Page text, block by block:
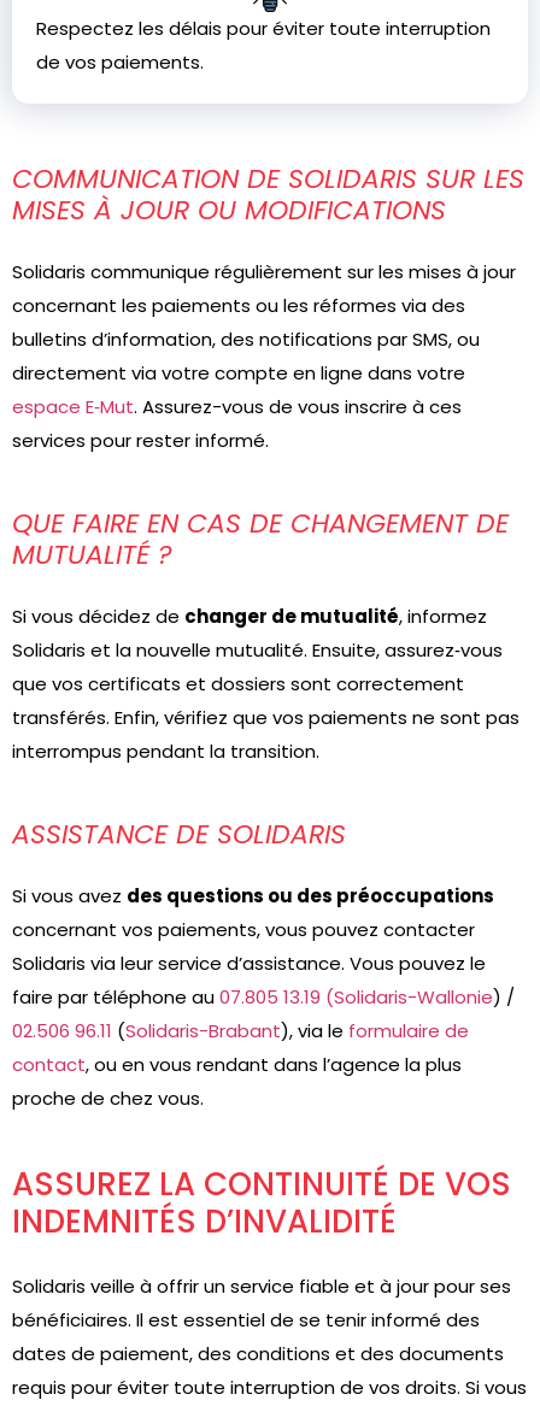
Respectez les délais pour éviter toute interruption
de vos paiements.
COMMUNICATION DE SOLIDARIS SUR LES
MISES À JOUR OU MODIFICATIONS
Solidaris communique régulièrement sur les mises à jour
concernant les paiements ou les réformes via des
bulletins d’information, des notifications par SMS, ou
directement via votre compte en ligne dans votre
espace E‑Mut. Assurez-vous de vous inscrire à ces
services pour rester informé.
QUE FAIRE EN CAS DE CHANGEMENT DE
MUTUALITÉ ?
Si vous décidez de changer de mutualité, informez
Solidaris et la nouvelle mutualité. Ensuite, assurez‑vous
que vos certificats et dossiers sont correctement
transférés. Enfin, vérifiez que vos paiements ne sont pas
interrompus pendant la transition.
ASSISTANCE DE SOLIDARIS
Si vous avez des questions ou des préoccupations
concernant vos paiements, vous pouvez contacter
Solidaris via leur service d’assistance. Vous pouvez le
faire par téléphone au07.805 13.19 (Solidaris-Wallonie) /
02.506 96.11 (Solidaris-Brabant), via le formulaire de
contact, ou en vous rendant dans l’agence la plus
proche de chez vous.
ASSUREZ LA CONTINUITÉ DE VOS
INDEMNITÉS D’INVALIDITÉ
Solidaris veille à offrir un service fiable et à jour pour ses
bénéficiaires. Il est essentiel de se tenir informé des
dates de paiement, des conditions et des documents
requis pour éviter toute interruption de vos droits. Si vous